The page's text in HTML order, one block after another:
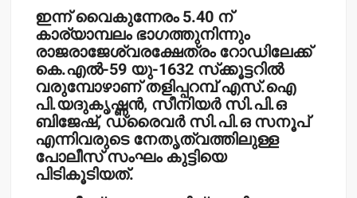
ഇന്ന് വൈകുന്നേരം 5.40 ന്
കാര്യാമ്പലം ഭാഗത്തുനിന്നും
രാജരാജേശ്വരക്ഷേത്രം റോഡിലേക്ക്
കെ.എല്‍-59 യു-1632 സ്‌ക്കൂട്ടറില്‍
വരുമ്പോഴാണ് തളിപ്പറമ്പ് എസ്.ഐ
പി.യദുകൃഷ്ണന്‍, സീനിയര്‍ സി.പി.ഒ
ബിജേഷ്, ഡ്രൈവര്‍ സി.പി.ഒ സനൂപ്
എന്നിവരുടെ നേതൃത്വത്തിലുള്ള
പോലീസ് സംഘം കുട്ടിയെ
പിടികൂടിയത്.